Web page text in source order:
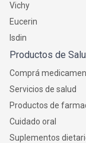
Vichy
Eucerin
Isdin
Productos de
Comprá
Servicios de salud
Productos de
Cuidado oral
Suplementos